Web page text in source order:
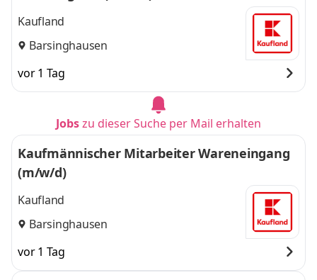
Kaufland
Barsinghausen
vor 1 Tag
Jobszu dieser Suche per Mail erhalten
Kaufmännischer Mitarbeiter Wareneingang
(m/w/d)
Kaufland
Barsinghausen
vor 1 Tag